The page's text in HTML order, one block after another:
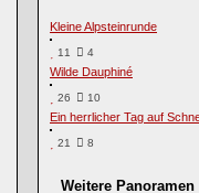
Kleine Alpsteinrunde
11 4
Wilde Dauphiné
26 10
Ein herrlicher Tag auf
21 8
Weitere Panoramen